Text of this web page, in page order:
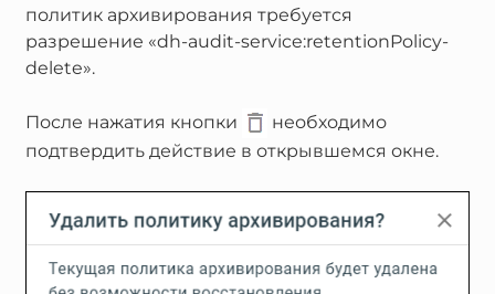
политик архивирования требуется
разрешение «dh-audit-service:retentionPolicy-
delete».
После нажатия кнопки
необходимо
подтвердить действие в открывшемся окне.